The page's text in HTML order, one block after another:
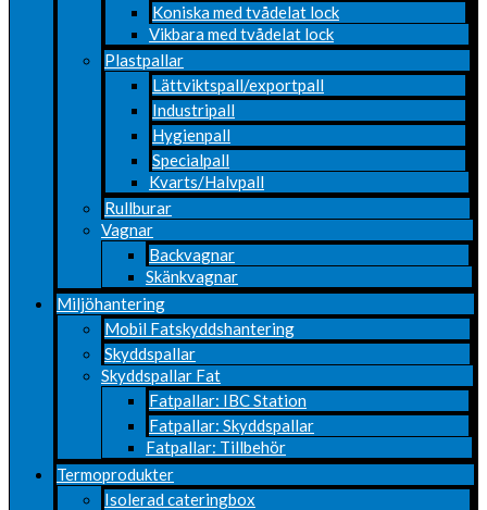
Koniska med tvådelat lock
Vikbara med tvådelat lock
Plastpallar
Lättviktspall/exportpall
Industripall
Hygienpall
Specialpall
Kvarts/Halvpall
Rullburar
Vagnar
Backvagnar
Skänkvagnar
Miljöhantering
Mobil Fatskyddshantering
Skyddspallar
Skyddspallar Fat
Fatpallar: IBC Station
Fatpallar: Skyddspallar
Fatpallar: Tillbehör
Termoprodukter
Isolerad cateringbox